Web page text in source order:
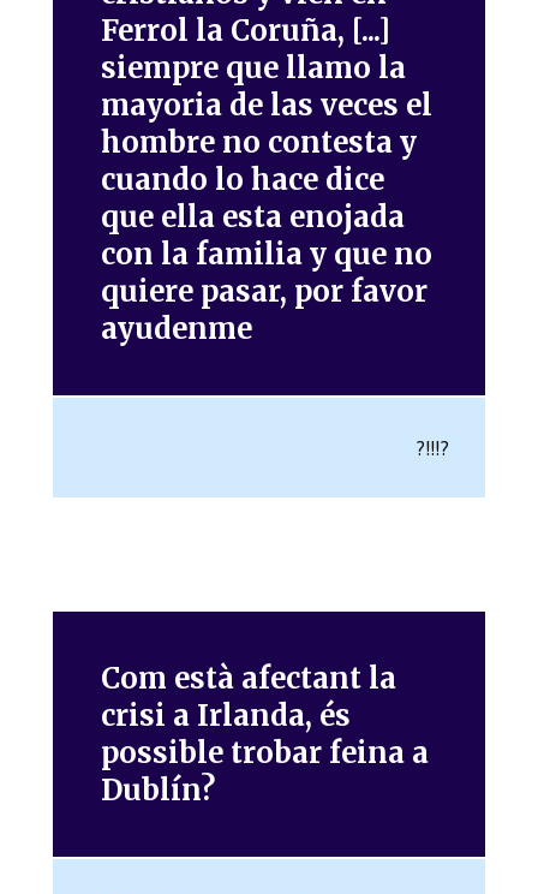
Ferrol la Coruña, [...]
siempre que llamo la
mayoria de las veces el
hombre no contesta y
cuando lo hace dice
que ella esta enojada
con la familia y que no
quiere pasar, por favor
ayudenme
?!!!?
Com està afectant la
crisi a Irlanda, és
possible trobar feina a
Dublín?